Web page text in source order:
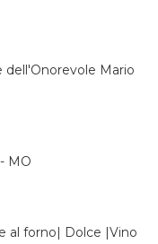
dell'Onorevole Mario
MO
al forno| Dolce |Vino